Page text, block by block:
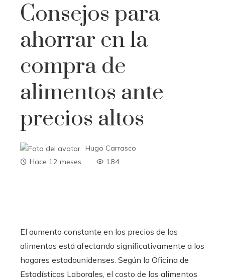
Consejos para
ahorrar en la
compra de
alimentos ante
precios altos
Hugo Carrasco
Hace 12 meses
184
El aumento constante en los precios de los
alimentos está afectando significativamente a los
hogares estadounidenses. Según la Oficina de
Estadísticas Laborales, el costo de los alimentos